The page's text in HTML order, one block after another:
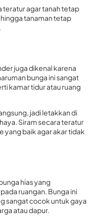
teratur agar tanah tetap
tanaman tetap
juga dikenal karena
bunga ini sangat
kamar tidur atau ruang
jadi letakkan di
Siram secara teratur
yang baik agar akar tidak
hias yang
ruangan. Bunga ini
sangat cocok untuk gaya
atau dapur.